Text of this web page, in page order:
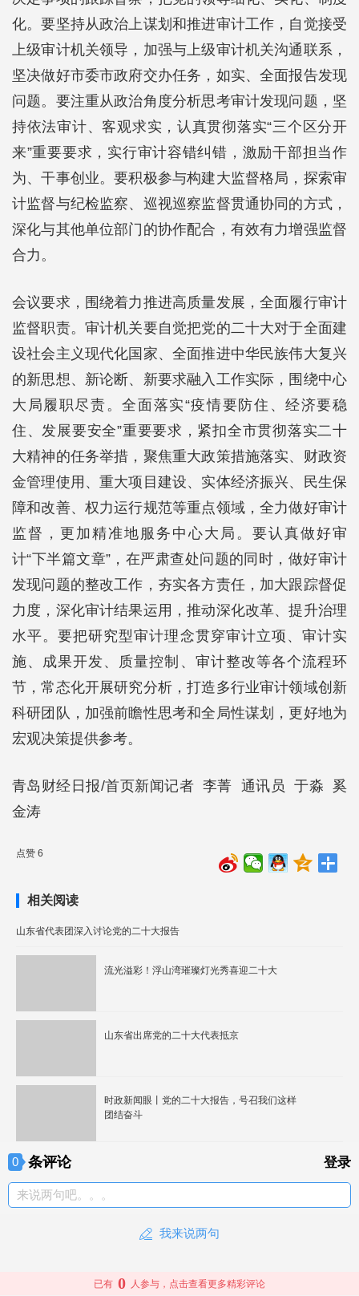
化。要坚持从政治上谋划和推进审计工作，自觉接受
上级审计机关领导，加强与上级审计机关沟通联系，
坚决做好市委市政府交办任务，如实、全面报告发现
问题。要注重从政治角度分析思考审计发现问题，坚
持依法审计、客观求实，认真贯彻落实“三个区分开
来”重要要求，实行审计容错纠错，激励干部担当作
为、干事创业。要积极参与构建大监督格局，探索审
计监督与纪检监察、巡视巡察监督贯通协同的方式，
深化与其他单位部门的协作配合，有效有力增强监督
合力。
会议要求，围绕着力推进高质量发展，全面履行审计
监督职责。审计机关要自觉把党的二十大对于全面建
设社会主义现代化国家、全面推进中华民族伟大复兴
的新思想、新论断、新要求融入工作实际，围绕中心
大局履职尽责。全面落实“疫情要防住、经济要稳
住、发展要安全”重要要求，紧扣全市贯彻落实二十
大精神的任务举措，聚焦重大政策措施落实、财政资
金管理使用、重大项目建设、实体经济振兴、民生保
障和改善、权力运行规范等重点领域，全力做好审计
监督，更加精准地服务中心大局。要认真做好审
计“下半篇文章”，在严肃查处问题的同时，做好审计
发现问题的整改工作，夯实各方责任，加大跟踪督促
力度，深化审计结果运用，推动深化改革、提升治理
水平。要把研究型审计理念贯穿审计立项、审计实
施、成果开发、质量控制、审计整改等各个流程环
节，常态化开展研究分析，打造多行业审计领域创新
科研团队，加强前瞻性思考和全局性谋划，更好地为
宏观决策提供参考。
青岛财经日报/首页新闻记者 李菁 通讯员 于淼 奚
金涛
点赞 6
相关阅读
山东省代表团深入讨论党的二十大报告
流光溢彩！浮山湾璀璨灯光秀喜迎二十大
山东省出席党的二十大代表抵京
时政新闻眼丨党的二十大报告，号召我们这样
团结奋斗
0 条评论 登录
来说两句吧。。。
我来说两句
已有 0 人参与，点击查看更多精彩评论